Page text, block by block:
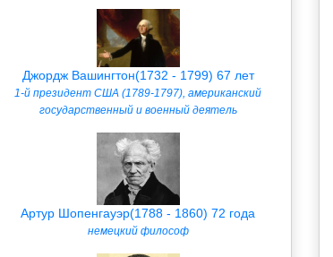
Джордж Вашингтон(1732 - 1799) 67 лет
1-й президент США (1789-1797), американский
государственный и военный деятель
Артур Шопенгауэр(1788 - 1860) 72 года
немецкий философ